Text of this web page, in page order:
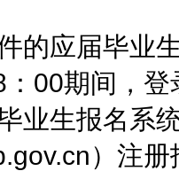
应届毕业生
00期间，
业生报名系
）注册